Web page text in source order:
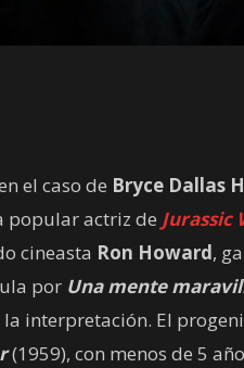
el caso de Bryce Dallas
popular actriz de Jurassic
cineasta Ron Howard,
por Una mente
interpretación. El
(1959), con menos de 5